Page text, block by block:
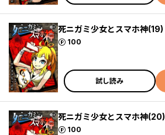
死ニガミ少女とスマホ神(19)
100
ポイント
試し読み
死ニガミ少女とスマホ神(20)
100
ポイント